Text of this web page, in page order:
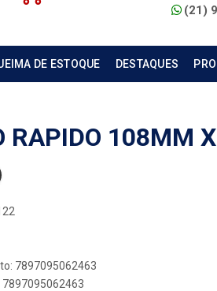
(21)
DE ESTOQUE DESTAQUES
RAPIDO 108MM
7897095062463
7897095062463